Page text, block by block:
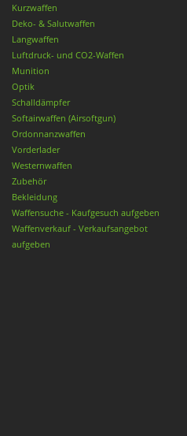
Kurzwaffen
Deko- & Salutwaffen
Langwaffen
Luftdruck- und CO2-Waffen
Munition
Optik
Schalldämpfer
Softairwaffen (Airsoftgun)
Ordonnanzwaffen
Vorderlader
Westernwaffen
Zubehör
Bekleidung
Waffensuche - Kaufgesuch aufgeben
Waffenverkauf - Verkaufsangebot
aufgeben